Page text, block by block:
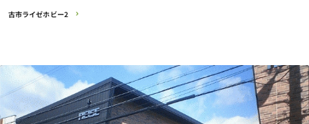
古市ライゼホビー2